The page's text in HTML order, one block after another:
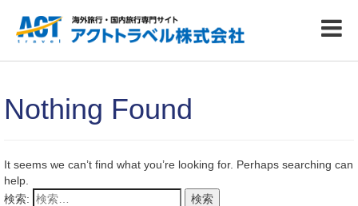
Nothing Found
It seems we can’t find what you’re looking for. Perhaps searching can
help.
検索: